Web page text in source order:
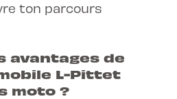
ton parcours
avantages de
L-Pittet
moto ?